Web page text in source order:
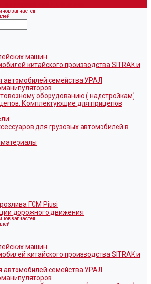
запчастей
машин
китайского производства SITRAK и
автомобилей семейства УРАЛ
оборудованию ( надстройкам)
Комплектующие для прицепов
для грузовых автомобилей в
ГСМ Piusi
дорожного движения
запчастей
машин
китайского производства SITRAK и
автомобилей семейства УРАЛ